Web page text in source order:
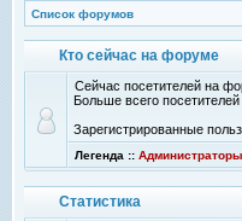
Список форумов
Кто сейчас на форуме
Сейчас посетителей на
Больше всего посетителей
Зарегистрированные
Легенда :: Администраторы
Статистика